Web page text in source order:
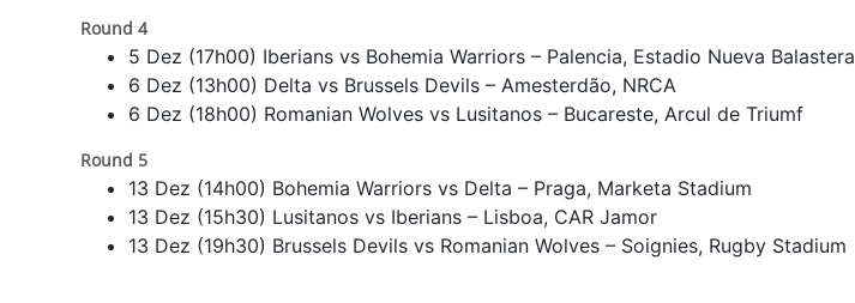
Round 4
5 Dez (17h00) Iberians vs Bohemia Warriors – Palencia, Estadio Nueva Balastera
6 Dez (13h00) Delta vs Brussels Devils – Amesterdão, NRCA
6 Dez (18h00) Romanian Wolves vs Lusitanos – Bucareste, Arcul de Triumf
Round 5
13 Dez (14h00) Bohemia Warriors vs Delta – Praga, Marketa Stadium
13 Dez (15h30) Lusitanos vs Iberians – Lisboa, CAR Jamor
13 Dez (19h30) Brussels Devils vs Romanian Wolves – Soignies, Rugby Stadium